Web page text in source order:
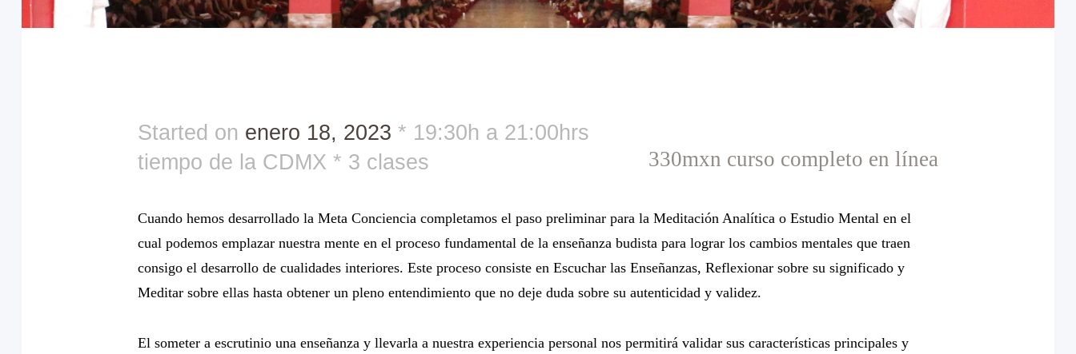
330mxn curso completo en línea
Started on enero 18, 2023
19:30h a 21:00hrs
tiempo de la CDMX
3 clases
Cuando hemos desarrollado la Meta Conciencia completamos el paso preliminar para la Meditación Analítica o Estudio Mental en el
cual podemos emplazar nuestra mente en el proceso fundamental de la enseñanza budista para lograr los cambios mentales que traen
consigo el desarrollo de cualidades interiores. Este proceso consiste en Escuchar las Enseñanzas, Reflexionar sobre su significado y
Meditar sobre ellas hasta obtener un pleno entendimiento que no deje duda sobre su autenticidad y validez.
El someter a escrutinio una enseñanza y llevarla a nuestra experiencia personal nos permitirá validar sus características principales y